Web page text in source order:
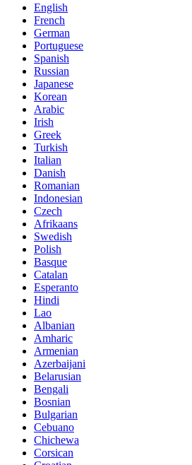
English
French
German
Portuguese
Spanish
Russian
Japanese
Korean
Arabic
Irish
Greek
Turkish
Italian
Danish
Romanian
Indonesian
Czech
Afrikaans
Swedish
Polish
Basque
Catalan
Esperanto
Hindi
Lao
Albanian
Amharic
Armenian
Azerbaijani
Belarusian
Bengali
Bosnian
Bulgarian
Cebuano
Chichewa
Corsican